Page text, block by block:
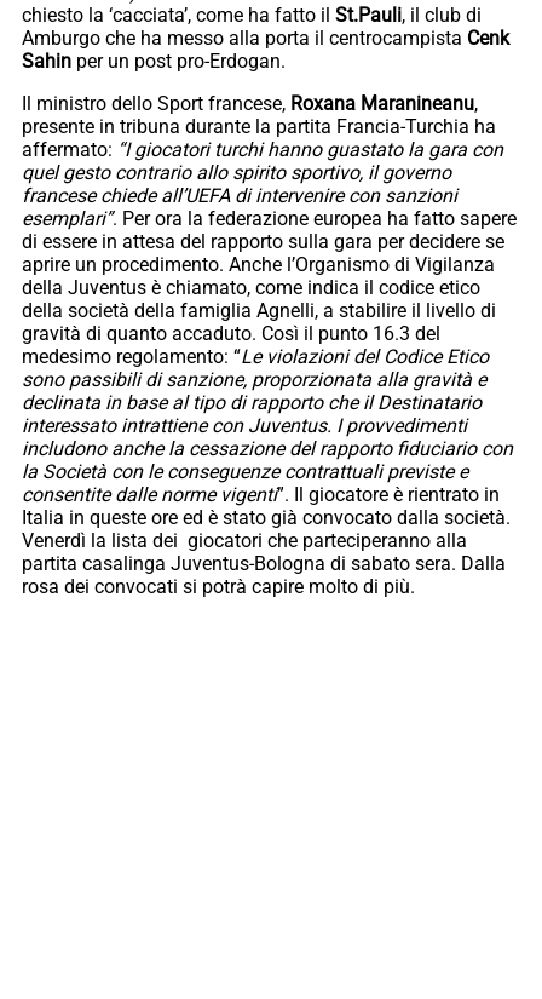
chiesto la ‘cacciata’, come ha fatto il St.Pauli, il club di
Amburgo che ha messo alla porta il centrocampista Cenk
Sahin per un post pro-Erdogan.
Il ministro dello Sport francese, Roxana Maranineanu,
presente in tribuna durante la partita Francia-Turchia ha
affermato: “I giocatori turchi hanno guastato la gara con
quel gesto contrario allo spirito sportivo, il governo
francese chiede all’UEFA di intervenire con sanzioni
esemplari”. Per ora la federazione europea ha fatto sapere
di essere in attesa del rapporto sulla gara per decidere se
aprire un procedimento. Anche l’Organismo di Vigilanza
della Juventus è chiamato, come indica il codice etico
della società della famiglia Agnelli, a stabilire il livello di
gravità di quanto accaduto. Così il punto 16.3 del
medesimo regolamento: “Le violazioni del Codice Etico
sono passibili di sanzione, proporzionata alla gravità e
declinata in base al tipo di rapporto che il Destinatario
interessato intrattiene con Juventus. I provvedimenti
includono anche la cessazione del rapporto fiduciario con
la Società con le conseguenze contrattuali previste e
consentite dalle norme vigenti”. Il giocatore è rientrato in
Italia in queste ore ed è stato già convocato dalla società.
Venerdì la lista dei giocatori che parteciperanno alla
partita casalinga Juventus-Bologna di sabato sera. Dalla
rosa dei convocati si potrà capire molto di più.